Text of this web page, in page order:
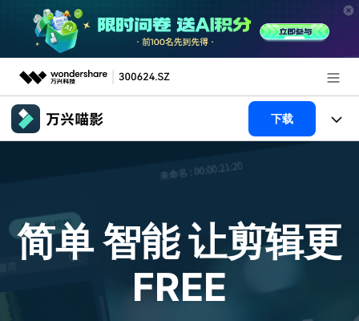
推荐产品
关于万兴
下载
产品功能
视频/照片
解决方案
简单 智能让剪辑更
FREE